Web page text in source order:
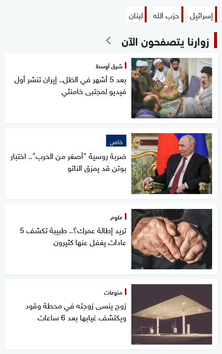
إسرائيل حزب الله لبنان
زوارنا يتصفحون الآن
شرق أوسط
بعد 5 أشهر في الظل.. إيران تنشر أول
فيديو لمجتبى خامنئي
خاص
ضربة روسية "أصغر من الحرب".. اختبار
بوتن قد يمزق الناتو
علوم
تريد إطالة عمرك؟.. طبيبة تكشف 5
عادات يغفل عنها كثيرون
منوعات
زوج ينسى زوجته في محطة وقود
ويكتشف غيابها بعد 6 ساعات